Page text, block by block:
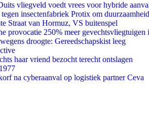
vliegveld voedt vrees voor hybride
insectenfabriek Protix om
Straat van Hormuz, VS buitenspel
provocatie 250% meer gevechtsvliegtuigen
droogte: Gereedschapskist leeg
haar vriend bezocht terecht ontslagen
na cyberaanval op logistiek partner Ceva